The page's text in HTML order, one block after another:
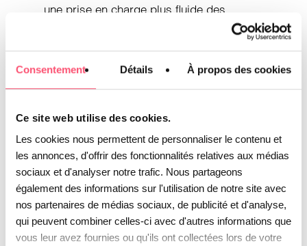
Consentement Détails À propos des cookies
Ce site web utilise des cookies.
Les cookies nous permettent de personnaliser le contenu et
les annonces, d'offrir des fonctionnalités relatives aux médias
sociaux et d'analyser notre trafic. Nous partageons
également des informations sur l'utilisation de notre site avec
nos partenaires de médias sociaux, de publicité et d'analyse,
qui peuvent combiner celles-ci avec d'autres informations que
vous leur avez fournies ou qu'ils ont collectées lors de votre
une prise en charge plus fluide des
Enfin, les outilsfacilitent le travail des
équipes au quotidien :
centralisée permet d’accéder
rapidement aux bonnes informations ;
Un CRM bien configuré offre une
vision claire de l’historique client et
évite les répétitions ;